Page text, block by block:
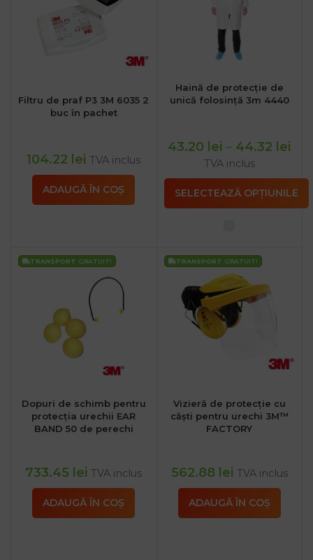
Filtru de praf P3 3M 6035 2
buc în pachet
104.22 lei TVA inclus
ADAUGĂ ÎN COȘ
Haină de protecție de
unică folosință 3m 4440
43.20 lei – 44.32 lei
TVA inclus
SELECTEAZĂ OPȚIUNILE
TRANSPORT GRATUIT!
Dopuri de schimb pentru
protecția urechii EAR
BAND 50 de perechi
733.45 lei TVA inclus
ADAUGĂ ÎN COȘ
TRANSPORT GRATUIT!
Vizieră de protecție cu
căști pentru urechi 3M™
FACTORY
562.88 lei TVA inclus
ADAUGĂ ÎN COȘ